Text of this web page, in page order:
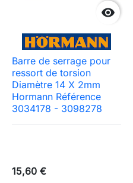

Barre de serrage pour
ressort de torsion
Diamètre 14 X 2mm
Hormann Référence
3034178 - 3098278
15,60 €